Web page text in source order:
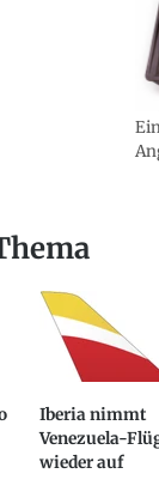
Iberia nimmt
Venezuela-
wieder auf